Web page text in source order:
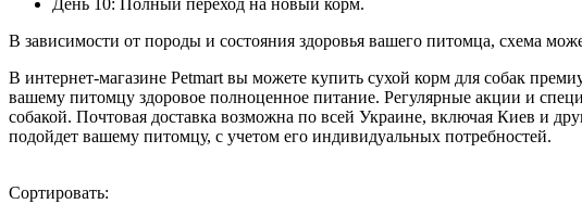
День 10: Полный переход на новый корм.
В зависимости от породы и состояния здоровья вашего питомца, схема
В интернет-магазине Petmart вы можете купить сухой корм для собак
вашему питомцу здоровое полноценное питание. Регулярные акции и
собакой. Почтовая доставка возможна по всей Украине, включая Киев и
подойдет вашему питомцу, с учетом его индивидуальных потребностей.
Сортировать: